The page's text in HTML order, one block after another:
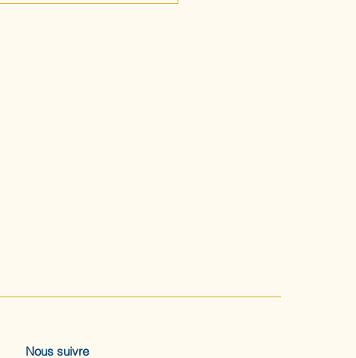
Nous suivre